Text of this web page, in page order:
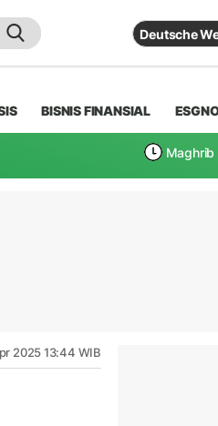
Deutsche
BISNIS FINANSIAL
Maghrib
2025 13:44 WIB